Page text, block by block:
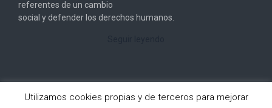
referentes de un cambio
social y defender los derechos humanos.
Utilizamos cookies propias y de terceros para mejorar